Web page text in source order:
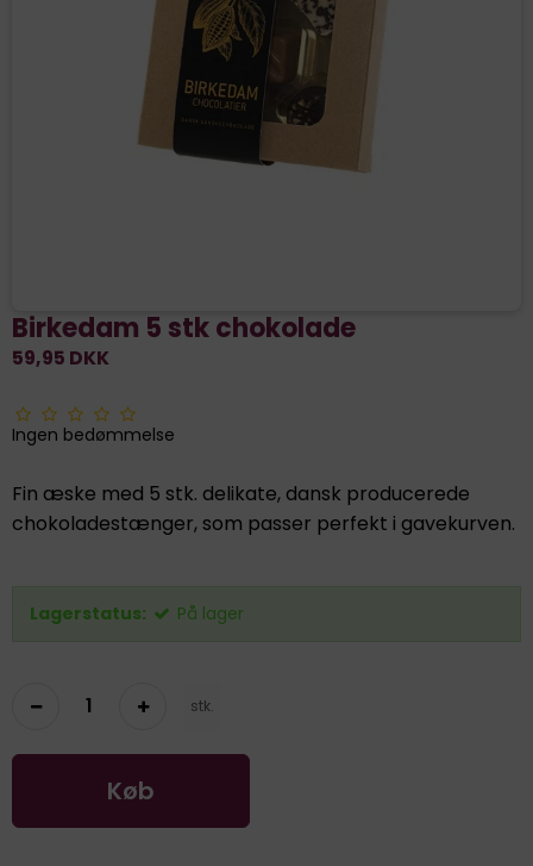
Birkedam 5 stk chokolade
59,95 DKK
Ingen bedømmelse
Fin æske med 5 stk. delikate, dansk producerede
chokoladestænger, som passer perfekt i gavekurven.
Lagerstatus: På lager
stk.
Køb